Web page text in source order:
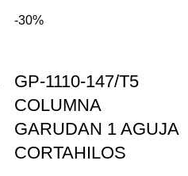
-30%
GP-1110-147/T5
COLUMNA
GARUDAN 1 AGUJA
CORTAHILOS